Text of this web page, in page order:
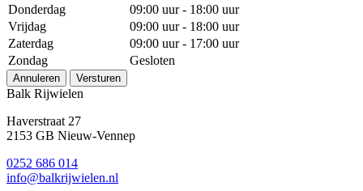
Donderdag
09:00 uur - 18:00 uur
Vrijdag
09:00 uur - 18:00 uur
Zaterdag
09:00 uur - 17:00 uur
Zondag
Gesloten
Annuleren Versturen
Balk Rijwielen
Haverstraat 27
2153 GB Nieuw-Vennep
0252 686 014
info@balkrijwielen.nl